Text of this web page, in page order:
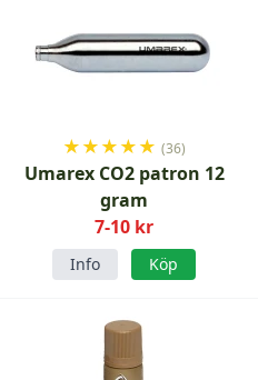
★★★★★ (36)
Umarex CO2 patron 12
gram
7-10 kr
Info Köp